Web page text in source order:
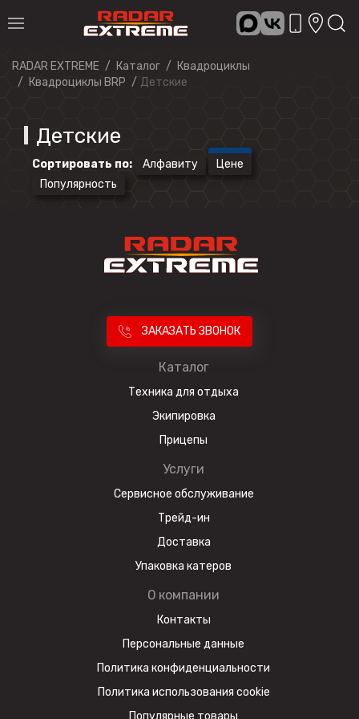
RADAR EXTREME Каталог
Квадроциклы
Квадроциклы BRP
Детские
Детские
Сортировать по: Алфавиту
Цене
Популярность
ЗАКАЗАТЬ ЗВОНОК
Каталог
Техника для отдыха
Экипировка
Прицепы
Услуги
Сервисное обслуживание
Трейд-ин
Доставка
Упаковка катеров
О компании
Контакты
Персональные данные
Политика конфиденциальности
Политика использования cookie
Популярные товары